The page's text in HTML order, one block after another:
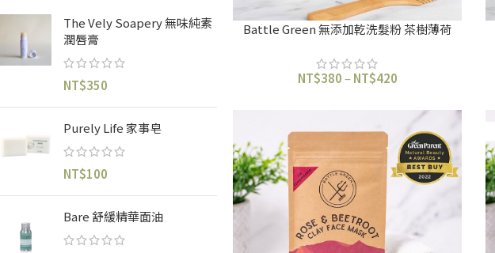
The Vely Soapery 無味純素
潤唇膏
NT$350
Purely Life 家事皂
NT$100
Bare 舒緩精華面油
Battle Green 無添加乾洗髮粉 茶樹薄荷
NT$380– NT$420